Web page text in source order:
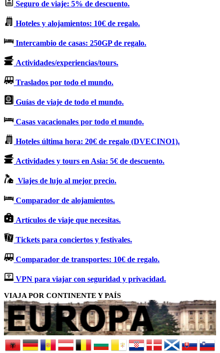
Seguro de viaje: 5% de descuento.
Hoteles y alojamientos: 10€ de regalo.
Intercambio de casas: 250GP de regalo.
Actividades/experiencias/tours.
Traslados por todo el mundo.
Guías de viaje de todo el mundo.
Casas vacacionales por todo el mundo.
Hoteles última hora: 20€ de regalo (DVECINO1).
Actividades y tours en Asia: 5€ de descuento.
Viajes de lujo al mejor precio.
Comparador de alojamientos.
Artículos de viaje que necesitas.
Tickets para conciertos y festivales.
Comparador de transportes: 10€ de regalo.
VPN para viajar con seguridad y privacidad.
VIAJA POR CONTINENTE Y PAÍS